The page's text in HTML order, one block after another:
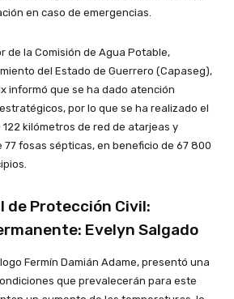
en caso de emergencias.
de la Comisión de Agua Potable,
del Estado de Guerrero (Capaseg),
informó que se ha dado atención
por lo que se ha realizado el
kilómetros de red de atarjeas y
fosas sépticas, en beneficio de 67 800
de Protección Civil:
Evelyn Salgado
Fermín Damián Adame, presentó una
que prevalecerán para este